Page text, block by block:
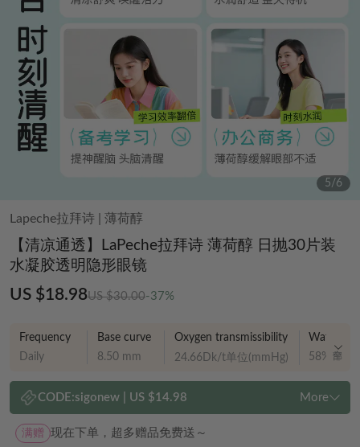
5/6
Lapeche拉拜诗 薄荷醇
【清凉通透】LaPeche拉拜诗 薄荷醇 日抛30片装
水凝胶透明隐形眼镜
US $18.98US $30.00-37%
Frequency
Daily
Base curve
8.50 mm
Oxygen transmissibility
24.66Dk/t单位(mmHg)
Water
58%
CODE:sigonew| US $14.98 More
满赠 现在下单，超多赠品免费送～